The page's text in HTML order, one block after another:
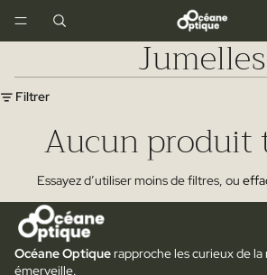
Jumelles
Filtrer
Aucun produit
Essayez d’utiliser moins de filtres, ou
Océane Optiquerapproche les curieux de
émerveille.